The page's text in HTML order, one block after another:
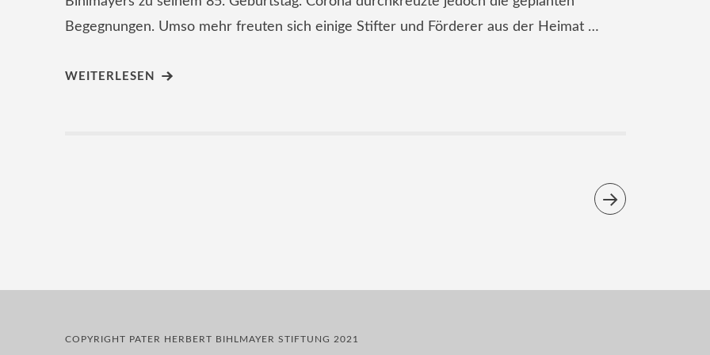
Begegnungen. Umso mehr freuten sich einige Stifter und Förderer aus der Heimat …
WEITERLESEN
COPYRIGHT PATER HERBERT BIHLMAYER STIFTUNG 2021